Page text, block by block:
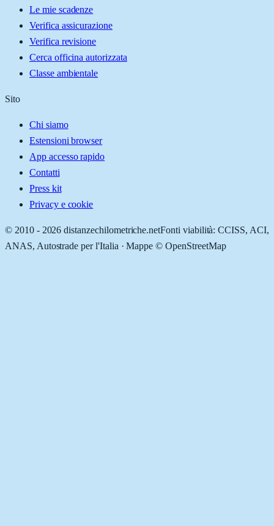
Le mie scadenze
Verifica assicurazione
Verifica revisione
Cerca officina autorizzata
Classe ambientale
Sito
Chi siamo
Estensioni browser
App accesso rapido
Contatti
Press kit
Privacy e cookie
© 2010 - 2026 distanzechilometriche.netFonti viabilità: CCISS, ACI,
ANAS, Autostrade per l'Italia · Mappe © OpenStreetMap